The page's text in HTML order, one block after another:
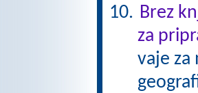
Brez
za
vaje za